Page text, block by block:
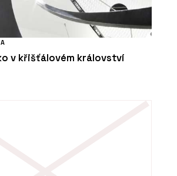
v křišťálovém království